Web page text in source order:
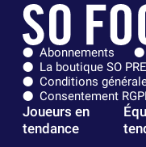
Abonnements
La boutique SO
Conditions
Consentement
Joueurs en
tendance